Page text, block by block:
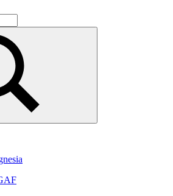
Buscar